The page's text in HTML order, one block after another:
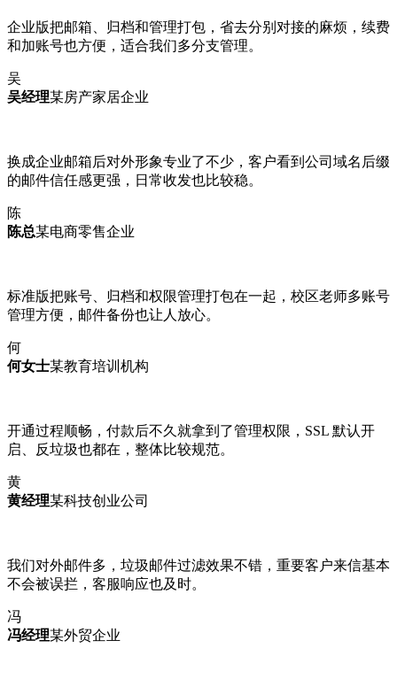
企业版把邮箱、归档和管理打包，省去分别对接的麻烦，续费
和加账号也方便，适合我们多分支管理。
吴
吴经理某房产家居企业
换成企业邮箱后对外形象专业了不少，客户看到公司域名后缀
的邮件信任感更强，日常收发也比较稳。
陈
陈总某电商零售企业
标准版把账号、归档和权限管理打包在一起，校区老师多账号
管理方便，邮件备份也让人放心。
何
何女士某教育培训机构
开通过程顺畅，付款后不久就拿到了管理权限，SSL 默认开
启、反垃圾也都在，整体比较规范。
黄
黄经理某科技创业公司
我们对外邮件多，垃圾邮件过滤效果不错，重要客户来信基本
不会被误拦，客服响应也及时。
冯
冯经理某外贸企业